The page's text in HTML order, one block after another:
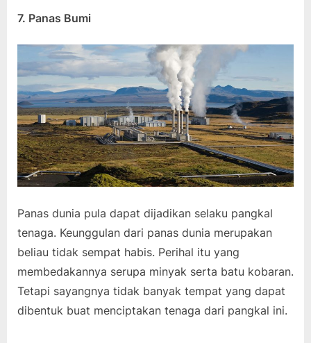
7. Panas Bumi
Panas dunia pula dapat dijadikan selaku pangkal
tenaga. Keunggulan dari panas dunia merupakan
beliau tidak sempat habis. Perihal itu yang
membedakannya serupa minyak serta batu kobaran.
Tetapi sayangnya tidak banyak tempat yang dapat
dibentuk buat menciptakan tenaga dari pangkal ini.